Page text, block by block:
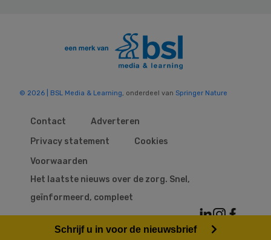
© 2026 | BSL Media & Learning, onderdeel van Springer Nature
Contact
Adverteren
Privacy statement
Cookies
Voorwaarden
Het laatste nieuws over de zorg. Snel,
geïnformeerd, compleet
Schrijf u in voor de nieuwsbrief